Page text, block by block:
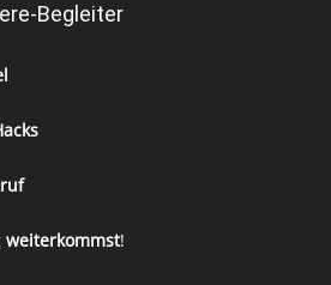
Begleiter
weiterkommst!